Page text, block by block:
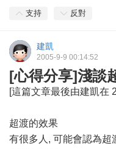
支持 反對
建凱
2005-9-9 00:14:52
[心得分享]淺談
[這篇文章最後由建凱在
超渡的效果
有很多人, 可能會認為超